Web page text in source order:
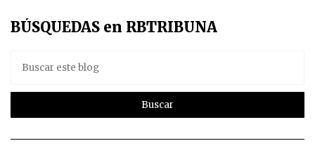
BÚSQUEDAS en RBTRIBUNA